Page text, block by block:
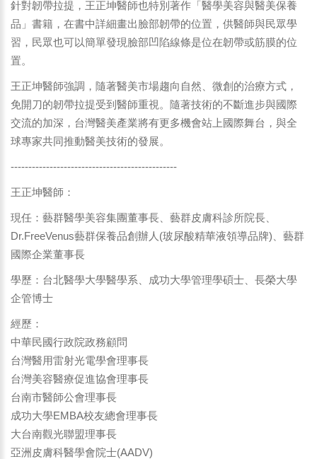
針對韌帶拉提，王正坤醫師也特別著作「醫學美容與醫美保養
品」書籍，在書中詳細畫出臉部韌帶的位置，供醫師與民眾學
習，民眾也可以簡單發現臉部凹陷線條是位在韌帶或筋膜的位
置。
王正坤醫師強調，隨著醫美市場趨向自然、微創的治療方式，
免開刀的韌帶拉提受到醫師重視。隨著技術的不斷進步與國際
交流的加深，台灣醫美產業將有更多機會站上國際舞台，與全
球專家共同推動醫美技術的發展。
-----------------------------------------------
王正坤醫師：
現任：藝群醫學美容集團董事長、藝群皮膚科診所院長、
Dr.FreeVenus藝群保養品創辦人(玻尿酸精華液領導品牌)、藝群
國際企業董事長
學歷：台北醫學大學醫學系、成功大學管理學碩士、長榮大學
企管博士
經歷：
中華民國行政院政務顧問
台灣醫用雷射光電學會理事長
台灣美容醫療促進協會理事長
台南市醫師公會理事長
成功大學EMBA校友總會理事長
大台南觀光聯盟理事長
亞洲皮膚科醫學會院士(AADV)